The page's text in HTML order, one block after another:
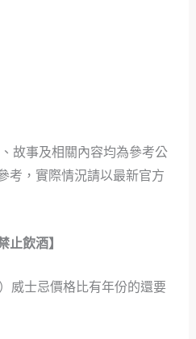
故事及相關內容均為參考公
考，實際情況請以最新官方
止飲酒】
威士忌價格比有年份的還要